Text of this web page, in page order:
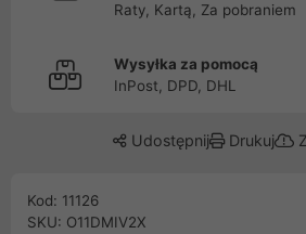
Raty, Kartą, Za pobraniem
Wysyłka za pomocą
InPost, DPD, DHL
Udostępnij Drukuj
Kod: 11126
SKU: O11DMIV2X